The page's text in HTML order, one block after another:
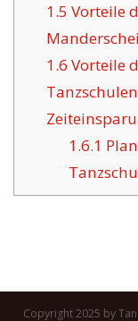
1.5 Vorteile
1.6 Vorteile
1.6.1
Copyright 2025 by